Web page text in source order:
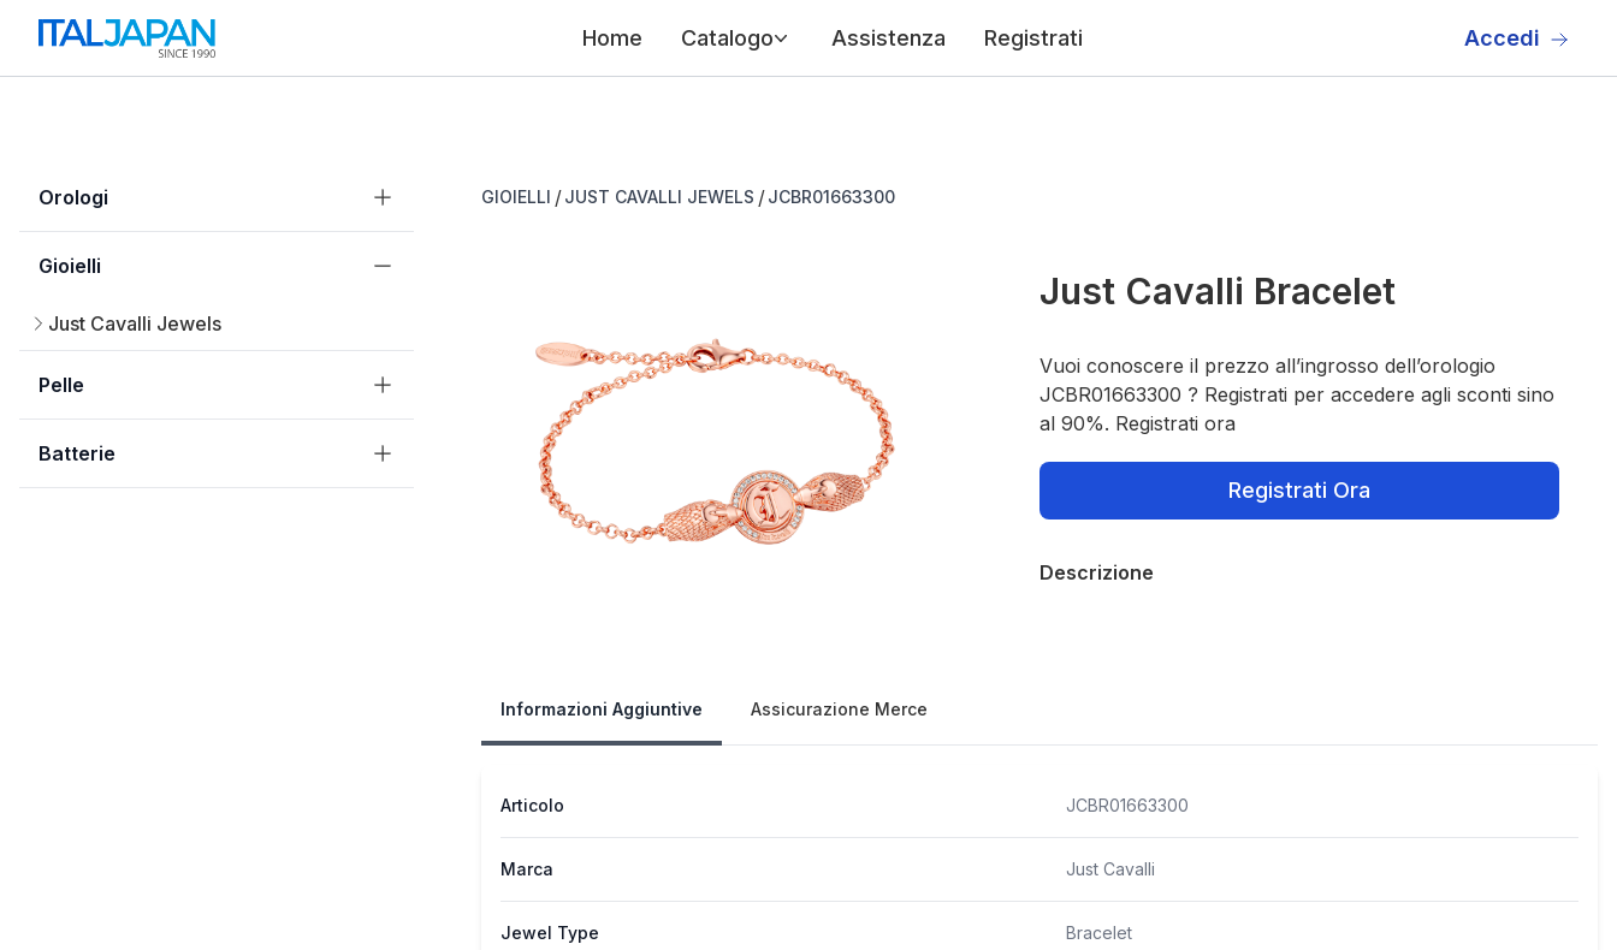
Home Catalogo Assistenza Registrati Accedi
Orologi
Gioielli
Just Cavalli Jewels
Pelle
Batterie
GIOIELLI / JUST CAVALLI JEWELS / JCBR01663300
Just Cavalli Bracelet
Vuoi conoscere il prezzo all’ingrosso dell’orologio
JCBR01663300 ? Registrati per accedere agli sconti sino
al 90%. Registrati ora
Registrati Ora
Descrizione
Informazioni Aggiuntive Assicurazione Merce
Articolo JCBR01663300
Marca Just Cavalli
Jewel Type Bracelet